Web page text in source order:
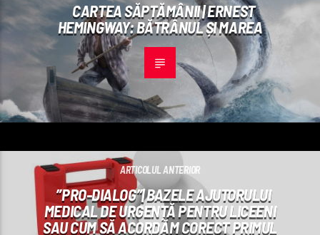
CARTEA SĂPTĂMÂNII | ERNEST
HEMINGWAY: BĂTRÂNUL ȘI MAREA
ARTICOLUL ANTERIOR
”PRO-DIALOG”| BAZELE AJUTORULUI
MEDICAL DE URGENȚĂ PENTRU LICEENI
SAU CUM SĂ ACORDĂM CORECT PRIMUL